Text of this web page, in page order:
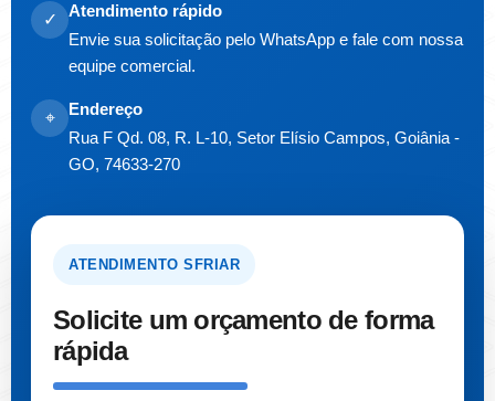
✓
Atendimento rápido
Envie sua solicitação pelo WhatsApp e fale com nossa
equipe comercial.
⌖
Endereço
Rua F Qd. 08, R. L-10, Setor Elísio Campos, Goiânia -
GO, 74633-270
ATENDIMENTO SFRIAR
Solicite um orçamento de forma
rápida